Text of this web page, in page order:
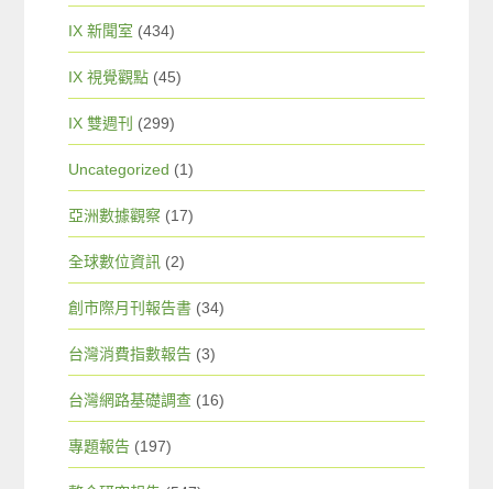
IX 新聞室 (434)
IX 視覺觀點 (45)
IX 雙週刊 (299)
Uncategorized (1)
亞洲數據觀察 (17)
全球數位資訊 (2)
創市際月刊報告書 (34)
台灣消費指數報告 (3)
台灣網路基礎調查 (16)
專題報告 (197)